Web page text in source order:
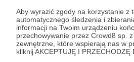
Aby wyrazić zgody na korzystanie z
automatycznego śledzenia i
informacji na Twoim urządzeniu
przechowywanie przez Crowd8 sp.
zewnętrzne, które wspierają nas w
kliknij AKCEPTUJĘ I PRZECHODZĘ
05.07.2025 ● Brak komentarzy
Tyndalizacja - doskonały
zapasy żywności